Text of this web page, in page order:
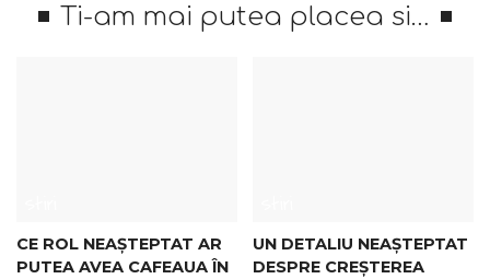
Ti-am mai putea placea si…
CE ROL NEAȘTEPTAT AR
PUTEA AVEA CAFEAUA ÎN
UN DETALIU NEAȘTEPTAT
DESPRE CREȘTEREA